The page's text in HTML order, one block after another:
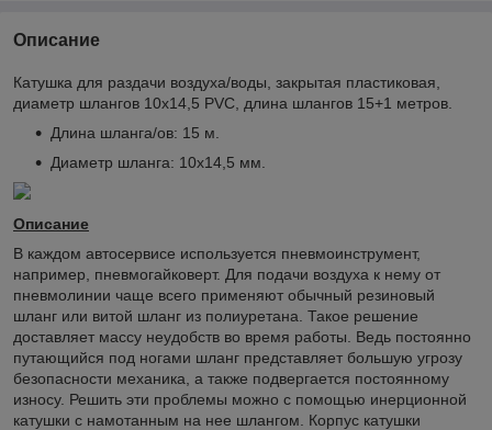
Описание
Катушка для раздачи воздуха/воды, закрытая пластиковая,
диаметр шлангов 10х14,5 PVC, длина шлангов 15+1 метров.
Длина шланга/ов: 15 м.
Диаметр шланга: 10х14,5 мм.
Описание
В каждом автосервисе используется пневмоинструмент,
например, пневмогайковерт. Для подачи воздуха к нему от
пневмолинии чаще всего применяют обычный резиновый
шланг или витой шланг из полиуретана. Такое решение
доставляет массу неудобств во время работы. Ведь постоянно
путающийся под ногами шланг представляет большую угрозу
безопасности механика, а также подвергается постоянному
износу. Решить эти проблемы можно с помощью инерционной
катушки с намотанным на нее шлангом. Корпус катушки